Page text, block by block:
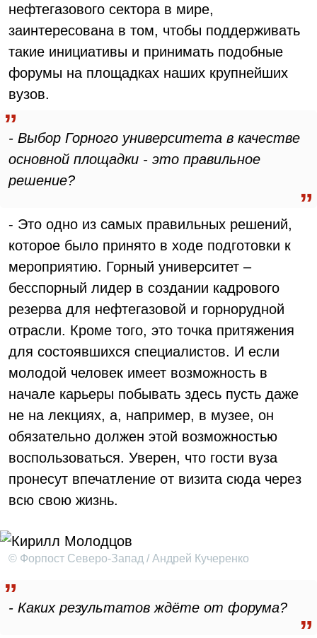
нефтегазового сектора в мире,
заинтересована в том, чтобы поддерживать
такие инициативы и принимать подобные
форумы на площадках наших крупнейших
вузов.
- Выбор Горного университета в качестве
основной площадки - это правильное
решение?
- Это одно из самых правильных решений,
которое было принято в ходе подготовки к
мероприятию. Горный университет –
бесспорный лидер в создании кадрового
резерва для нефтегазовой и горнорудной
отрасли. Кроме того, это точка притяжения
для состоявшихся специалистов. И если
молодой человек имеет возможность в
начале карьеры побывать здесь пусть даже
не на лекциях, а, например, в музее, он
обязательно должен этой возможностью
воспользоваться. Уверен, что гости вуза
пронесут впечатление от визита сюда через
всю свою жизнь.
© Форпост Северо-Запад / Андрей Кучеренко
- Каких результатов ждёте от форума?